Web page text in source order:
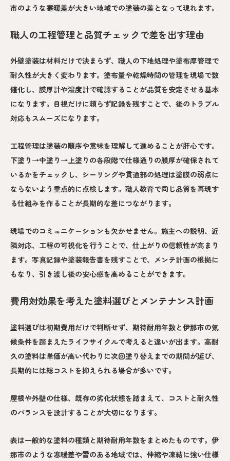
市のような寒暖差が大きい地域での塗装の差となって現れます。
職人の工程管理と品質チェックで差を出す理由
外壁塗装は材料だけで決まらず、職人の下地処理や塗布厚管理で
耐久性が大きく変わります。塗布量や乾燥時間の管理を現場で数
値化し、膜厚計や湿度計で確認することが品質を安定させる基本
になります。目視だけに頼らず記録を残すことで、後のトラブル
対応もスムーズになります。
工程管理は塗装の順序や意味を理解して進めることが肝心です。
下塗り→中塗り→上塗りの各段階で仕様通りの膜厚が確保されて
いるかをチェックし、シーリングや貫通部の処理は塗膜の弱点に
ならないよう重点的に点検します。職人教育で同じ品質を再現す
る仕組みを作ることが長期的な差につながります。
現場でのコミュニケーションも欠かせません。施主への説明、近
隣対応、工程の可視化を行うことで、仕上がりの信頼性が高まり
ます。写真記録や塗装報告書を残すことで、メンテ計画の根拠に
もなり、引き渡し後の安心感を高めることができます。
費用対効果を考えた塗料選びとメンテナンス計画
塗料選びは初期費用だけで判断せず、期待耐用年数と伊那市の気
候条件を踏まえたライフサイクルで考えると違いが出ます。高耐
久の塗料は単価が高い代わりに次回塗り替えまでの期間が延び、
長期的には総コストを抑えられる場合が多いです。
屋根や外壁の仕様、既存の劣化状態を踏まえて、コストと耐久性
のバランスを設計することが大切になります。
表は一般的な塗料の種類と期待耐用年数をまとめたものです。伊
那市のような寒暖差や雪のある地域では、伸縮や凍結に強い仕様